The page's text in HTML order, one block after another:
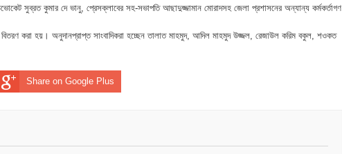
শেরপুরে ত্রাণ প্রতিমন্ত্রী
সভাপতি উত্তম, সম্পাদক মহাদেব
বিষয়ক প্রশিক্ষণ অনুষ্ঠিত
সুব্রত কুমার দে ভানু, প্রেসক্লাবের সহ-সভাপতি আছাদুজ্জামান মোরাদসহ জেলা প্রশাসনের অন্যান্য কর্মকর্তাগণ
করা হয়। অনুদানপ্রাপ্ত সাংবাদিকরা হচ্ছেন তালাত মাহমুদ, আদিল মাহমুদ উজ্জল, রেজাউল করিম বকুল, শওকত
Share on Google Plus